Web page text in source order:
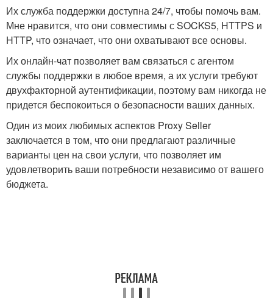
Их служба поддержки доступна 24/7, чтобы помочь вам.
Мне нравится, что они совместимы с SOCKS5, HTTPS и
HTTP, что означает, что они охватывают все основы.
Их онлайн-чат позволяет вам связаться с агентом
службы поддержки в любое время, а их услуги требуют
двухфакторной аутентификации, поэтому вам никогда не
придется беспокоиться о безопасности ваших данных.
Один из моих любимых аспектов Proxy Seller
заключается в том, что они предлагают различные
варианты цен на свои услуги, что позволяет им
удовлетворить ваши потребности независимо от вашего
бюджета.